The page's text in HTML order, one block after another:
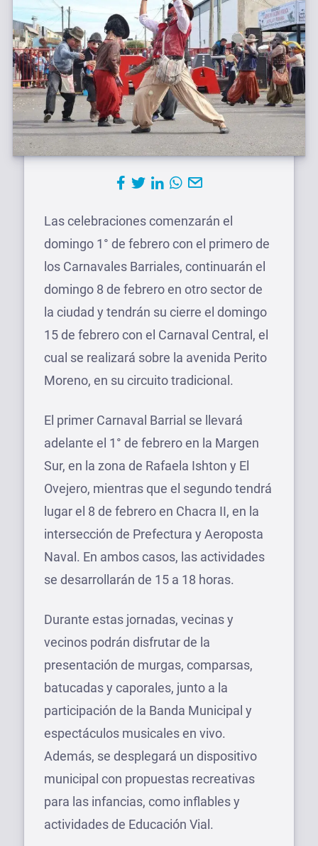
Las celebraciones comenzarán el
domingo 1° de febrero con el primero de
los Carnavales Barriales, continuarán el
domingo 8 de febrero en otro sector de
la ciudad y tendrán su cierre el domingo
15 de febrero con el Carnaval Central, el
cual se realizará sobre la avenida Perito
Moreno, en su circuito tradicional.
El primer Carnaval Barrial se llevará
adelante el 1° de febrero en la Margen
Sur, en la zona de Rafaela Ishton y El
Ovejero, mientras que el segundo tendrá
lugar el 8 de febrero en Chacra II, en la
intersección de Prefectura y Aeroposta
Naval. En ambos casos, las actividades
se desarrollarán de 15 a 18 horas.
Durante estas jornadas, vecinas y
vecinos podrán disfrutar de la
presentación de murgas, comparsas,
batucadas y caporales, junto a la
participación de la Banda Municipal y
espectáculos musicales en vivo.
Además, se desplegará un dispositivo
municipal con propuestas recreativas
para las infancias, como inflables y
actividades de Educación Vial.